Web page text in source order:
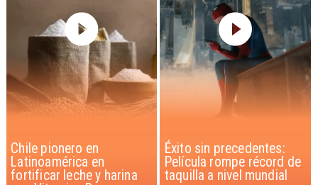
Éxito sin precedentes:
Película rompe récord de
taquilla a nivel mundial
Corte Suprema confirma
pago de $1.000 millones
por caso ProCultura